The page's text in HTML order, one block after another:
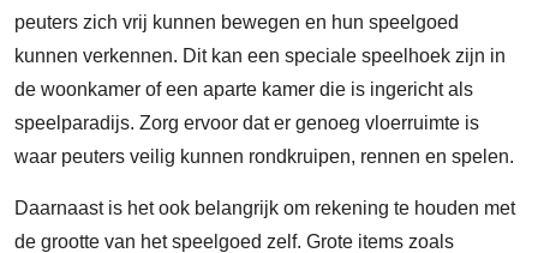
peuters zich vrij kunnen bewegen en hun speelgoed
kunnen verkennen. Dit kan een speciale speelhoek zijn in
de woonkamer of een aparte kamer die is ingericht als
speelparadijs. Zorg ervoor dat er genoeg vloerruimte is
waar peuters veilig kunnen rondkruipen, rennen en spelen.
Daarnaast is het ook belangrijk om rekening te houden met
de grootte van het speelgoed zelf. Grote items zoals